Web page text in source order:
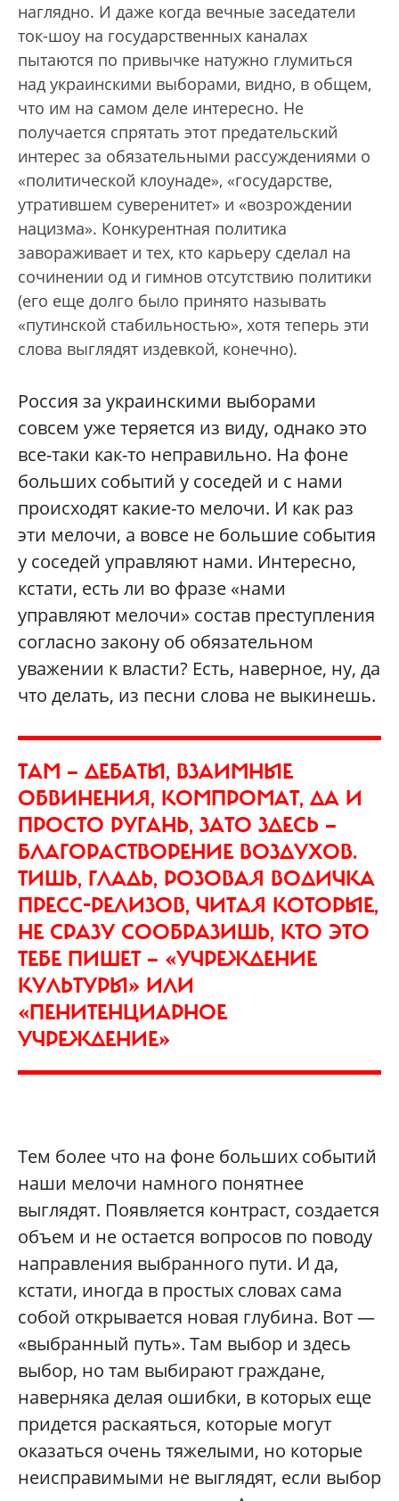
наглядно. И даже когда вечные заседатели
ток-шоу на государственных каналах
пытаются по привычке натужно глумиться
над украинскими выборами, видно, в общем,
что им на самом деле интересно. Не
получается спрятать этот предательский
интерес за обязательными рассуждениями о
«политической клоунаде», «государстве,
утратившем суверенитет» и «возрождении
нацизма». Конкурентная политика
завораживает и тех, кто карьеру сделал на
сочинении од и гимнов отсутствию политики
(его еще долго было принято называть
«путинской стабильностью», хотя теперь эти
слова выглядят издевкой, конечно).
Россия за украинскими выборами
совсем уже теряется из виду, однако это
все-таки как-то неправильно. На фоне
больших событий у соседей и с нами
происходят какие-то мелочи. И как раз
эти мелочи, а вовсе не большие события
у соседей управляют нами. Интересно,
кстати, есть ли во фразе «нами
управляют мелочи» состав преступления
согласно закону об обязательном
уважении к власти? Есть, наверное, ну, да
что делать, из песни слова не выкинешь.
ТАМ — ДЕБАТЫ, ВЗАИМНЫЕ
ОБВИНЕНИЯ, КОМПРОМАТ, ДА И
ПРОСТО РУГАНЬ, ЗАТО ЗДЕСЬ —
БЛАГОРАСТВОРЕНИЕ ВОЗДУХОВ.
ТИШЬ, ГЛАДЬ, РОЗОВАЯ ВОДИЧКА
ПРЕСС-РЕЛИЗОВ, ЧИТАЯ КОТОРЫЕ,
НЕ СРАЗУ СООБРАЗИШЬ, КТО ЭТО
ТЕБЕ ПИШЕТ — «УЧРЕЖДЕНИЕ
КУЛЬТУРЫ» ИЛИ
«ПЕНИТЕНЦИАРНОЕ
УЧРЕЖДЕНИЕ»
Тем более что на фоне больших событий
наши мелочи намного понятнее
выглядят. Появляется контраст, создается
объем и не остается вопросов по поводу
направления выбранного пути. И да,
кстати, иногда в простых словах сама
собой открывается новая глубина. Вот —
«выбранный путь». Там выбор и здесь
выбор, но там выбирают граждане,
наверняка делая ошибки, в которых еще
придется раскаяться, которые могут
оказаться очень тяжелыми, но которые
неисправимыми не выглядят, если выбор